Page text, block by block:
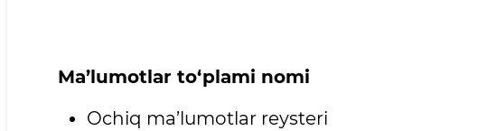
Ma’lumotlar to‘plami nomi
Ochiq ma’lumotlar reysteri